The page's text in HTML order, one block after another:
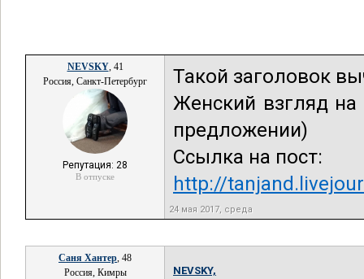
NEVSKY, 41
Россия, Санкт-Петербург
Репутация: 28
В отпуске
Такой заголовок
Женский взгляд
предложении)
Ссылка на пост:
http://
24 мая 2017, среда
Саня Хантер, 48
Россия, Кимры
NEVSKY,